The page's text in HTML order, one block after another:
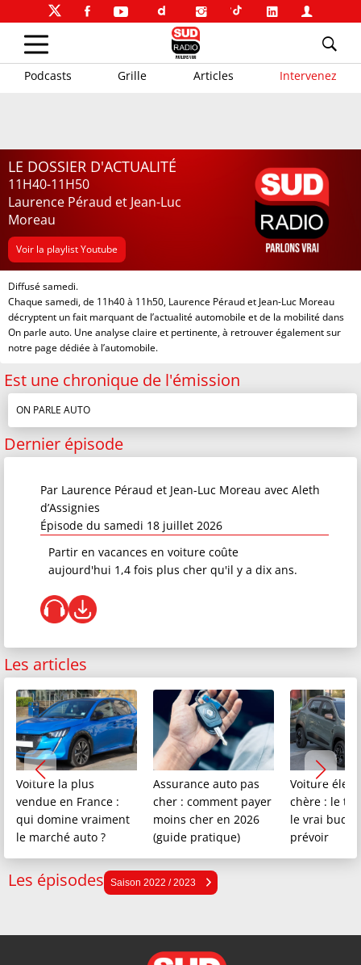
Podcasts Grille Articles Intervenez
LE DOSSIER D'ACTUALITÉ
11H40-11H50
Laurence Péraud et Jean-Luc
Moreau
Voir la playlist Youtube
Diffusé samedi.
Chaque samedi, de 11h40 à 11h50, Laurence Péraudet Jean-Luc Moreau
décryptent un fait marquant de l’actualité automobile et de la mobilité dans
On parle auto. Une analyse claire et pertinente, à retrouver également sur
notre page dédiée à l’automobile.
Est une chronique de l'émission
ON PARLE AUTO
Dernier épisode
Par Laurence Péraud et Jean-Luc Moreau avec Aleth
d’Assignies
Épisode du samedi 18 juillet 2026
Partir en vacances en voiture coûte
aujourd'hui 1,4 fois plus cher qu'il y a dix ans.
Les articles
Voiture la plus
vendue en France :
qui domine vraiment
le marché auto ?
Assurance auto pas
cher : comment payer
moins cher en 2026
(guide pratique)
Voiture
chère : le
le vrai
prévoir
Les épisodes Saison 2022 / 2023
Saison 2023 / 2024